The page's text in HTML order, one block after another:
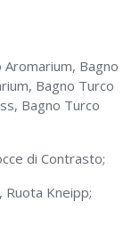
Bagno
Bagno Turco
Bagno Turco
di Contrasto;
Kneipp;